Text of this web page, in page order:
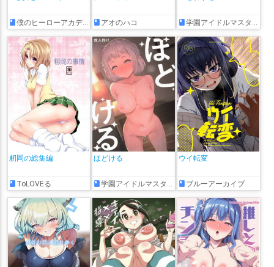
僕のヒーローアカデミア アオのハコ 学園アイドルマスター
籾岡の総集編
ToLOVEる
ほどける
学園アイドルマスター
ウイ転変
ブルーアーカイブ